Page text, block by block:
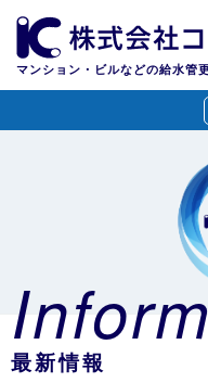
マンション・ビルなどの給水管
最新情報